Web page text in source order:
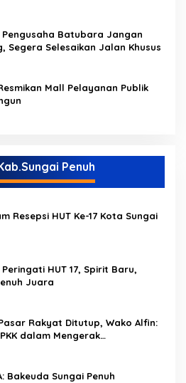
Pengusaha Batubara Jangan
Segera Selesaikan Jalan Khusus
Mall Pelayanan Publik
Penuh
Resepsi HUT Ke-17 Kota Sungai
HUT 17, Spirit Baru,
Juara
Rakyat Ditutup, Wako Alfin:
dalam Mengerak
Bakeuda Sungai Penuh